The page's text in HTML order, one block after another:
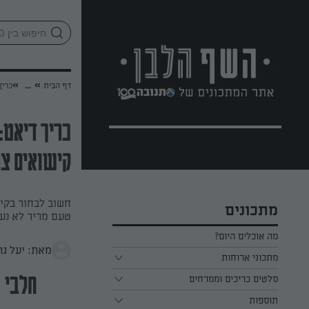
מתכונים
מה אוכלים היום?
מתכוני ארוחות
ארוחת בוקר
ארוחת צהריים
סלטים כריכים וממרחים
כל הסלטים כריכים וממרחים
תוספות
דף הבית »
...
»
כריך
קישואים
חשוב לבחור
טעם מריר לא
מאת: יעל
חלבי